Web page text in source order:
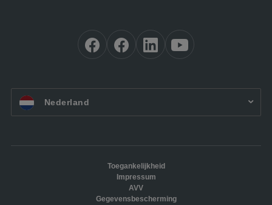
NL: Nederland
Toegankelijkheid
Impressum
AVV
Gegevensbescherming